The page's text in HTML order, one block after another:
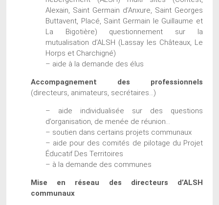
Alexain, Saint Germain d’Anxure, Saint Georges
Buttavent, Placé, Saint Germain le Guillaume et
La Bigotière) questionnement sur la
mutualisation d’ALSH (Lassay les Châteaux, Le
Horps et Charchigné)
– aide à la demande des élus
Accompagnement des professionnels
(directeurs, animateurs, secrétaires…)
– aide individualisée sur des questions
d’organisation, de menée de réunion…
– soutien dans certains projets communaux
– aide pour des comités de pilotage du Projet
Éducatif Des Territoires
– à la demande des communes
Mise en réseau des directeurs d’ALSH
communaux